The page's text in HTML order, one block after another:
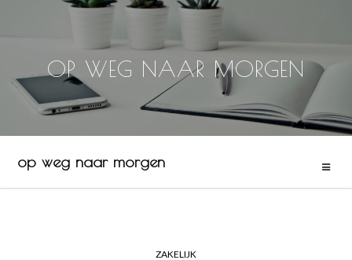
content
OP WEG NAAR MORGEN
op weg naar morgen
ZAKELIJK